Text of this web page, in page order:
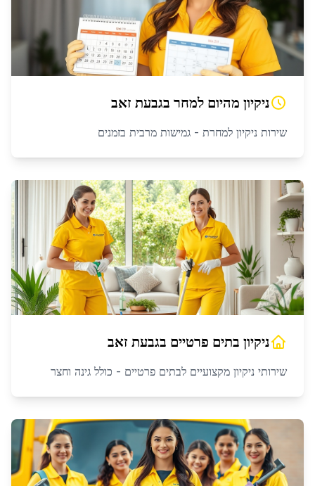
ניקיון מהיום למחר בגבעת זאב
שירות ניקיון למחרת - גמישות מרבית בזמנים
ניקיון בתים פרטיים בגבעת זאב
שירותי ניקיון מקצועיים לבתים פרטיים - כולל גינה וחצר